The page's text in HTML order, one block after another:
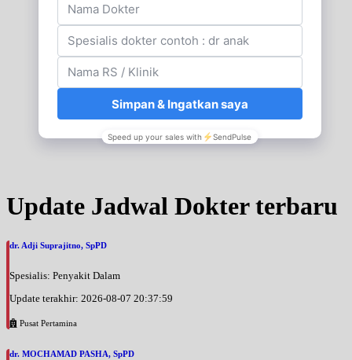
Update Jadwal Dokter terbaru
dr. Adji Suprajitno, SpPD
Spesialis: Penyakit Dalam
Update terakhir: 2026-08-07 20:37:59
Pusat Pertamina
dr. MOCHAMAD PASHA, SpPD